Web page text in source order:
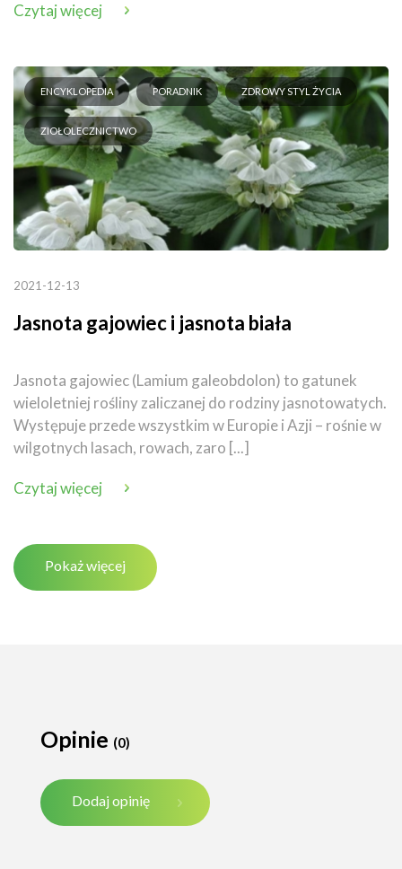
Czytaj więcej
ENCYKLOPEDIA PORADNIK ZDROWY STYL ŻYCIA
ZIOŁOLECZNICTWO
2021-12-13
Jasnota gajowiec i jasnota biała
Jasnota gajowiec (Lamium galeobdolon) to gatunek
wieloletniej rośliny zaliczanej do rodziny jasnotowatych.
Występuje przede wszystkim w Europie i Azji – rośnie w
wilgotnych lasach, rowach, zaro [...]
Czytaj więcej
Pokaż więcej
Opinie (0)
Dodaj opinię